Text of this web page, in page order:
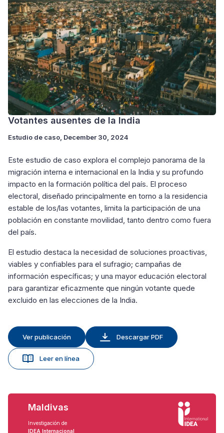
Votantes ausentes de la India
Estudio de caso , December 30, 2024
Este estudio de caso explora el complejo panorama de la
migración interna e internacional en la India y su profundo
impacto en la formación política del país. El proceso
electoral, diseñado principalmente en torno a la residencia
estable de los/las votantes, limita la participación de una
población en constante movilidad, tanto dentro como fuera
del país.
El estudio destaca la necesidad de soluciones proactivas,
viables y confiables para el sufragio; campañas de
información específicas; y una mayor educación electoral
para garantizar eficazmente que ningún votante quede
excluido en las elecciones de la India.
Ver publicación Descargar PDF
Leer en línea
Maldivas
Investigación de
IDEA Internacional